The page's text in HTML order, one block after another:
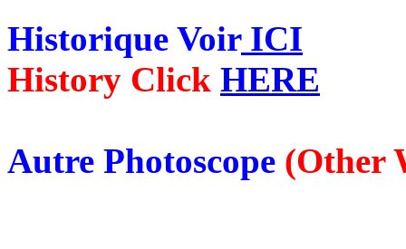
Historique VoirICI
History Click HERE
Autre Photoscope (Other